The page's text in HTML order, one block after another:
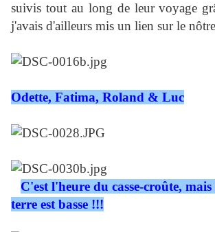
suivis tout au long de leur voyage
j'avais d'ailleurs mis un lien sur le
Odette, Fatima, Roland & Luc
C'est l'heure du casse-croûte,
terre est basse !!!